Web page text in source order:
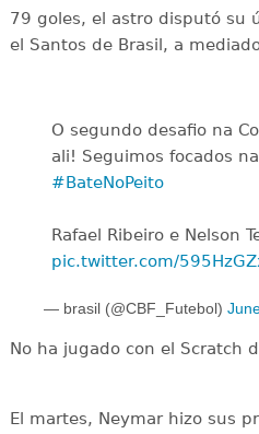
79 goles, el astro disputó su
el Santos de Brasil, a
O segundo desafio na
ali! Seguimos focados
#BateNoPeito
Rafael Ribeiro e Nelson
pic.twitter.com/
— brasil (@CBF_Futebol)
No ha jugado con el Scratch
El martes, Neymar hizo sus